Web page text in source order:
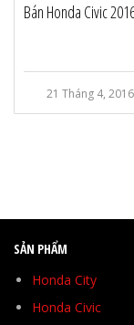
Bán Honda Civic
21 Tháng 4, 2016
SẢN PHẨM
Honda City
Honda Civic